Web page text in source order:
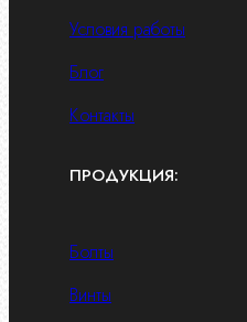
Условия работы
Блог
Контакты
ПРОДУКЦИЯ:
Болты
Винты